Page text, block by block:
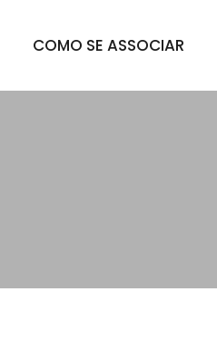
COMO SE ASSOCIAR